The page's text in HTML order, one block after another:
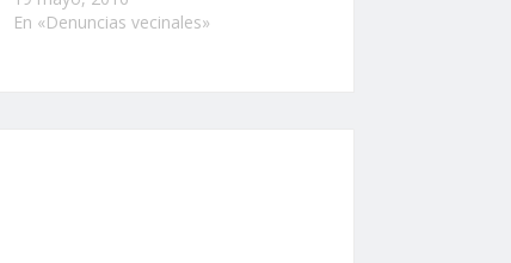
En «Denuncias vecinales»